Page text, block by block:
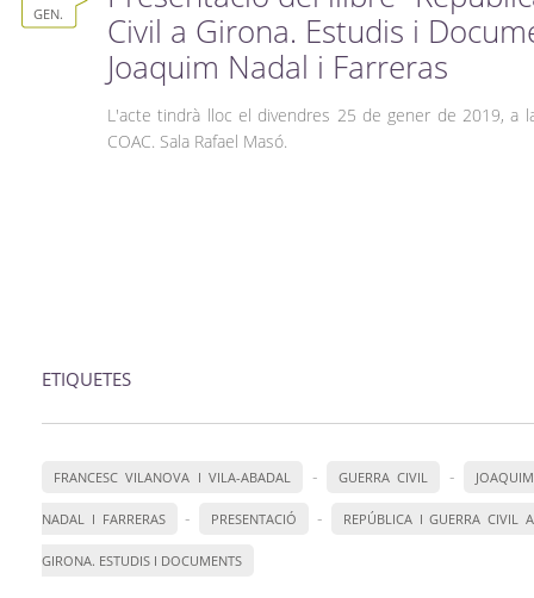
GEN.
Civil a Girona. Estudis i
Joaquim Nadal i Farreras
L'acte tindrà lloc el divendres 25 de gener de 2019, a
COAC. Sala Rafael Masó.
ETIQUETES
FRANCESC VILANOVA I VILA-ABADAL - GUERRA CIVIL - JOAQUIM
NADAL I FARRERAS - PRESENTACIÓ - REPÚBLICA I GUERRA CIVIL A
GIRONA. ESTUDIS I DOCUMENTS